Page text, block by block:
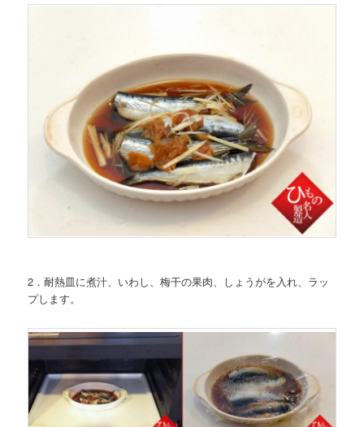
2．耐熱皿に煮汁、いわし、梅干の果肉、しょうがを入れ、ラッ
プします。